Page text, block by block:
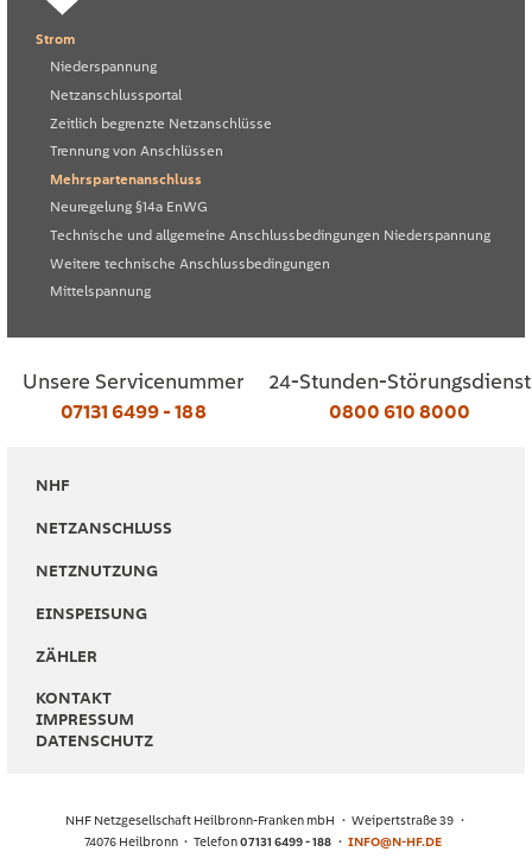
Strom
Niederspannung
Netzanschlussportal
Zeitlich begrenzte Netzanschlüsse
Trennung von Anschlüssen
Mehrspartenanschluss
Neuregelung §14a EnWG
Technische und allgemeine Anschlussbedingungen Niederspannung
Weitere technische Anschlussbedingungen
Mittelspannung
Unsere Servicenummer
07131 6499 - 188
24-Stunden-Störungsdienst
0800 610 8000
NHF
NETZANSCHLUSS
NETZNUTZUNG
EINSPEISUNG
ZÄHLER
KONTAKT
IMPRESSUM
DATENSCHUTZ
NHF Netzgesellschaft Heilbronn-Franken mbH
Weipertstraße 39
74076 Heilbronn
Telefon07131 6499 - 188 INFO@N-HF.DE